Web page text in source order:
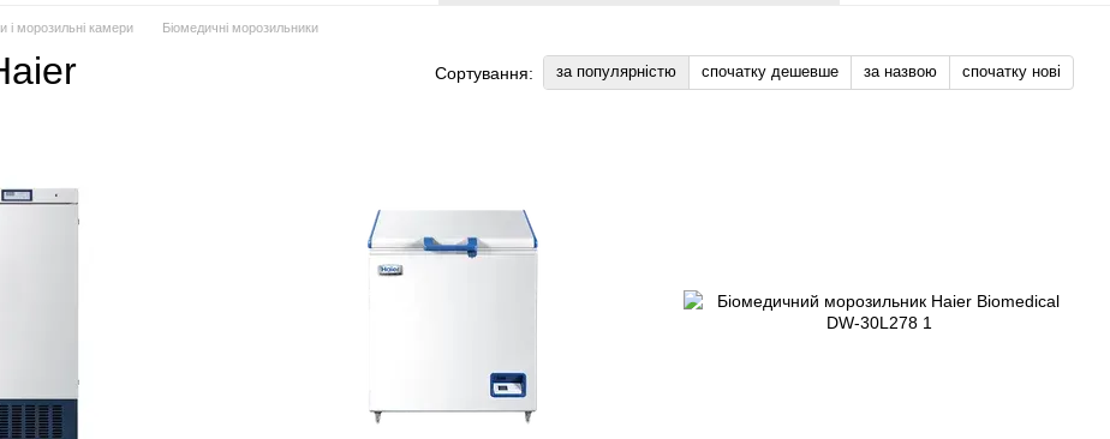
і морозильні камери Біомедичні морозильники
Сортування: за популярністю спочатку дешевше за назвою спочатку нові